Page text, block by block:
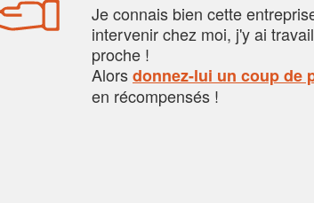
Je connais bien cette
intervenir chez moi, j'y ai
proche !
Alorsdonnez-lui un coup de
en récompensés !